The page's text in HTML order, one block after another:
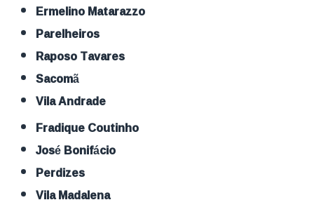
Ermelino Matarazzo
Parelheiros
Raposo Tavares
Sacomã
Vila Andrade
Fradique Coutinho
José Bonifácio
Perdizes
Vila Madalena